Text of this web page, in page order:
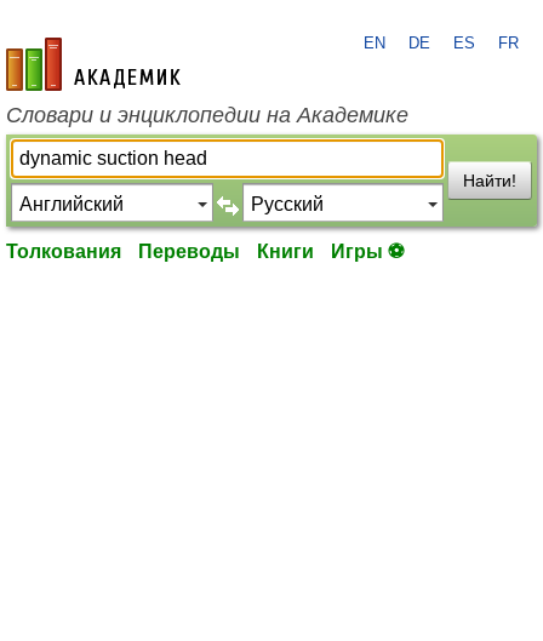
academic.ru
EN DE ES FR
Словари и энциклопедии на Академике
Найти!
Толкования Переводы Книги Игры ⚽